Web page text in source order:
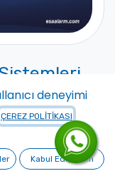
karşılamak için
kurulumu ve
deneyimi
ÇEREZ POLİTİKASI
Kabul Ediyorum